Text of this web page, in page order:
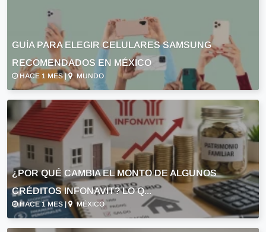
GUÍA PARA ELEGIR CELULARES SAMSUNG
RECOMENDADOS EN MÉXICO
HACE 1 MES | MUNDO
¿POR QUÉ CAMBIA EL MONTO DE ALGUNOS
CRÉDITOS INFONAVIT? LO Q...
HACE 1 MES | MÉXICO